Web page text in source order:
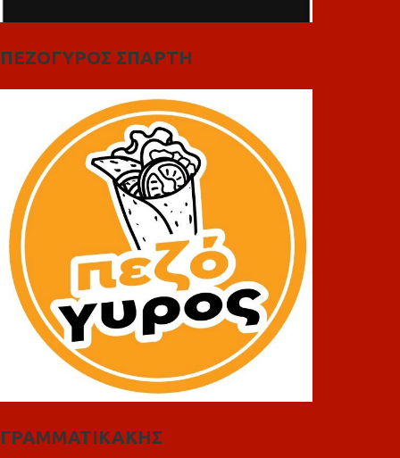
ΠΕΖΟΓΥΡΟΣ ΣΠΑΡΤΗ
ΓΡΑΜΜΑΤΙΚΑΚΗΣ